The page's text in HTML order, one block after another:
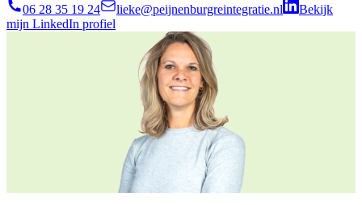
06 28 35 19 24 lieke@peijnenburgreintegratie.nl
Bekijk
mijn LinkedIn profiel